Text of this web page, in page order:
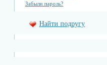
Забыли пароль?
Найти подругу